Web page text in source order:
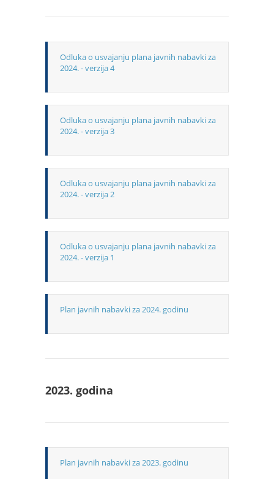
Odluka o usvajanju plana javnih nabavki za
2024. - verzija 4
Odluka o usvajanju plana javnih nabavki za
2024. - verzija 3
Odluka o usvajanju plana javnih nabavki za
2024. - verzija 2
Odluka o usvajanju plana javnih nabavki za
2024. - verzija 1
Plan javnih nabavki za 2024. godinu
2023. godina
Plan javnih nabavki za 2023. godinu